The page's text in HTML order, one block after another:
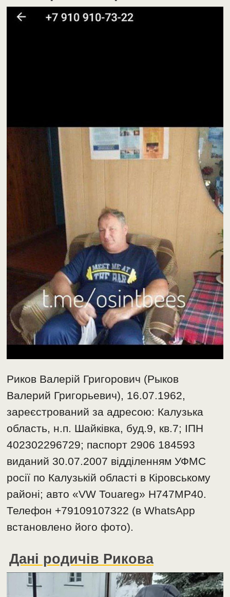
Риков Валерій Григорович (Рыков
Валерий Григорьевич), 16.07.1962,
зареєстрований за адресою: Калузька
область, н.п. Шайківка, буд.9, кв.7; ІПН
402302296729; паспорт 2906 184593
виданий 30.07.2007 відділенням УФМС
росії по Калузькій області в Кіровському
районі; авто «VW Touareg» Н747МР40.
Телефон +79109107322 (в WhatsАpp
встановлено його фото).
Дані родичів Рикова